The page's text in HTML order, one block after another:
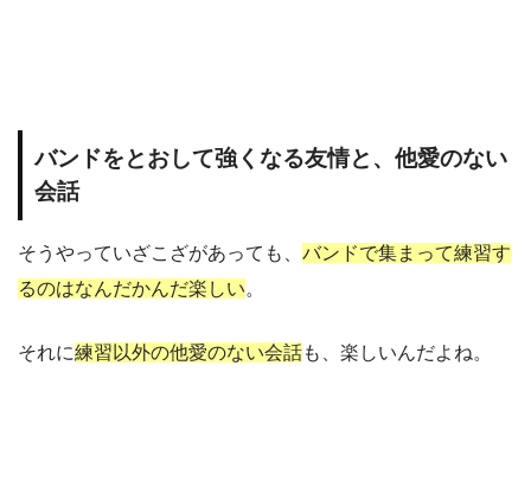
バンドをとおして強くなる友情と、他愛のない
会話
そうやっていざこざがあっても、 バンドで集まって練習す
るのはなんだかんだ楽しい。
それに練習以外の他愛のない会話も、楽しいんだよね。